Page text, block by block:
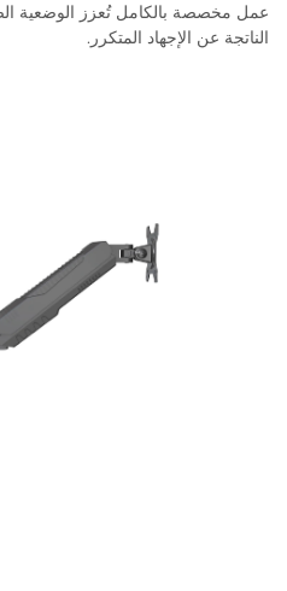
عمل مخصصة بالكامل تُعزز الوضعية
الناتجة عن الإجهاد المتكرر.